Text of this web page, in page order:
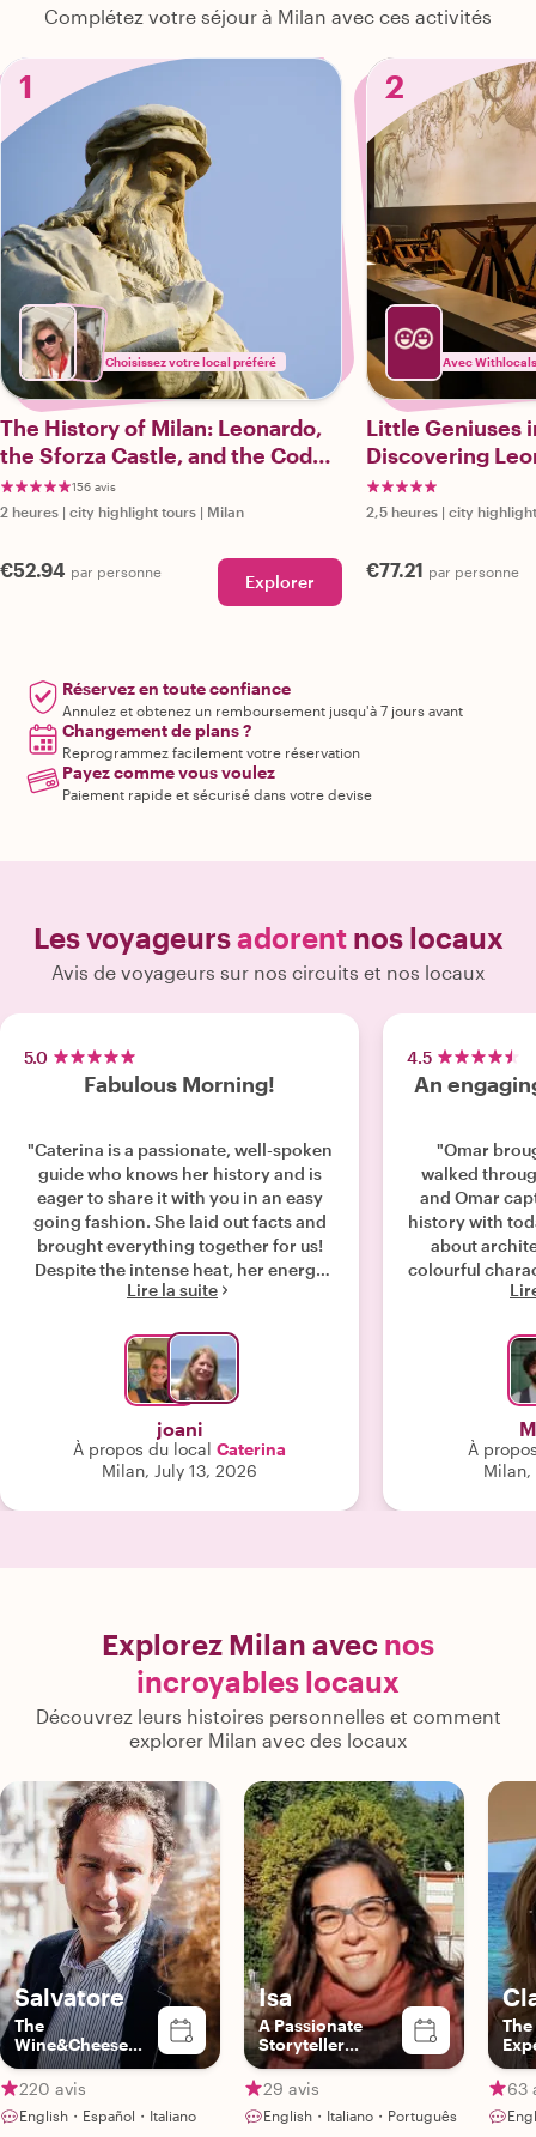
Complétez votre séjour à Milan avec ces activités
1
Choisissez votre local préféré
The History of Milan: Leonardo,
the Sforza Castle, and the Codex
Atlanticus
156 avis
2 heures | city highlight tours | Milan
€52.94 par personne Explorer
2
Avec Withlocals
Little Geniuses
Discovering
2,5 heures | city
€77.21 par personne
Réservez en toute confiance
Annulez et obtenez un remboursement jusqu'à 7 jours avant
Changement de plans ?
Reprogrammez facilement votre réservation
Payez comme vous voulez
Paiement rapide et sécurisé dans votre devise
Les voyageursadorentnos locaux
Avis de voyageurs sur nos circuits et nos locaux
5.0
Fabulous Morning!
"Caterina is a passionate, well-spoken
guide who knows her history and is
eager to share it with you in an easy
going fashion. She laid out facts and
brought everything together for us!
Despite the intense heat, her energy
and smiles made for a wonderful
recommend her!"
Lire la suite
joani
À propos du local Caterina
Milan, July 13, 2026
4.5
An
"Omar
walked
and Omar
history with
about
colourful
À
Milan,
Explorez Milan avec nos
incroyables locaux
Découvrez leurs histoires personnelles et comment
explorer Milan avec des locaux
Salvatore
The
Wine&Cheese
Expert
220 avis
English・Español・Italiano
Isa
A Passionate
Storyteller
Blending Art,
History, and
Meaningful
Connection
29 avis
English・Italiano・Português
&
63